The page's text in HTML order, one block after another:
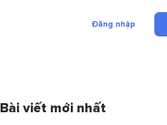
Đăng nhập
Bài viết mới nhất